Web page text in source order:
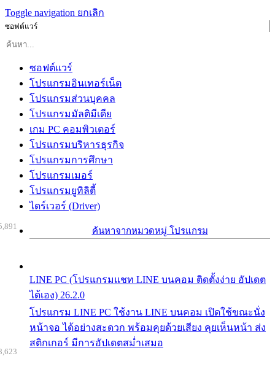
Toggle navigation ยกเลิก
ซอฟต์แวร์
ซอฟต์แวร์
โปรแกรมอินเทอร์เน็ต
โปรแกรมส่วนบุคคล
โปรแกรมมัลติมีเดีย
เกม PC คอมพิวเตอร์
โปรแกรมบริหารธุรกิจ
โปรแกรมการศึกษา
โปรแกรมเมอร์
โปรแกรมยูทิลิตี้
ไดร์เวอร์ (Driver)
ค้นหาจากหมวดหมู่ โปรแกรม
LINE PC (โปรแกรมแชท LINE บนคอม ติดตั้งง่าย อัปเดต
ได้เอง) 26.2.0
โปรแกรม LINE PC ใช้งาน LINE บนคอม เปิดใช้ขณะนั่ง
หน้าจอ ได้อย่างสะดวก พร้อมคุยด้วยเสียง คุยเห็นหน้า ส่ง
สติกเกอร์ มีการอัปเดตสม่ำเสมอ